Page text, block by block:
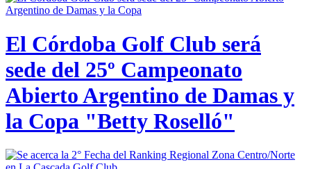
El Córdoba Golf Club será
sede del 25º Campeonato
Abierto Argentino de Damas y
la Copa "Betty Roselló"